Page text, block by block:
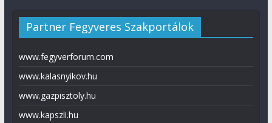
Partner Fegyveres Szakportálok
www.fegyverforum.com
www.kalasnyikov.hu
www.gazpisztoly.hu
www.kapszli.hu